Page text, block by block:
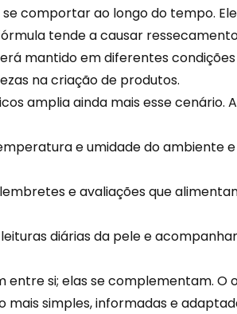
comportar ao longo do tempo.
tende a causar
mantido em diferentes
na criação de produtos.
amplia ainda mais esse cenário.
e umidade do ambiente
e avaliações que
diárias da pele e
entre si; elas se complementam. O
mais simples, informadas e